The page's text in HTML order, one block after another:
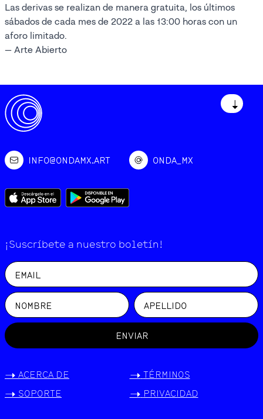
Las derivas se realizan de manera gratuita, los últimos
sábados de cada mes de 2022 a las 13:00 horas con un
aforo limitado.
— Arte Abierto
↓
INFO@ONDAMX.ART ONDA_MX
¡Suscríbete a nuestro boletín!
ENVIAR
-> ACERCA DE
-> SOPORTE
-> TÉRMINOS
-> PRIVACIDAD